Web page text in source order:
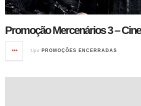
Promoção Mercenários 3 –
tipo PROMOÇÕES ENCERRADAS